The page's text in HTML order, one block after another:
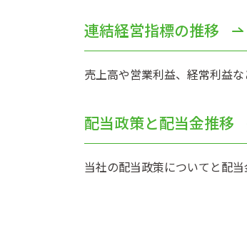
連結経営指標の推移
売上高や営業利益、経常利益
配当政策と配当金推移
当社の配当政策についてと配